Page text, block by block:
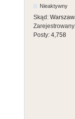
Nieaktywny
Skąd:
Posty: 4,758